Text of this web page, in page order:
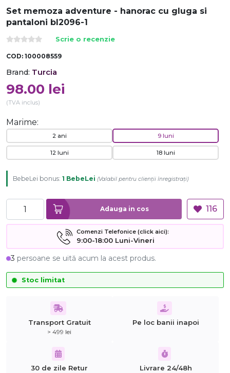
Set memoza adventure - hanorac cu gluga si
pantaloni bl2096-1
Scrie o recenzie
COD: 100008559
Brand: Turcia
98.00 lei
(TVA inclus)
Marime:
2 ani 9 luni
12 luni 18 luni
BebeLei bonus: 1 BebeLei (Valabil pentru clienții înregistrați)
Adauga in cos 116
Comenzi Telefonice (click aici):
9:00-18:00 Luni-Vineri
3 persoane se uită acum la acest produs.
Stoc limitat
Transport Gratuit
> 499 lei
Pe loc banii inapoi
30 de zile Retur Livrare 24/48h